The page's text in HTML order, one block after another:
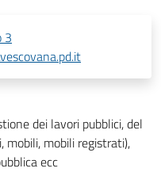
3
dei lavori pubblici, del
mobili, mobili registrati),
ecc